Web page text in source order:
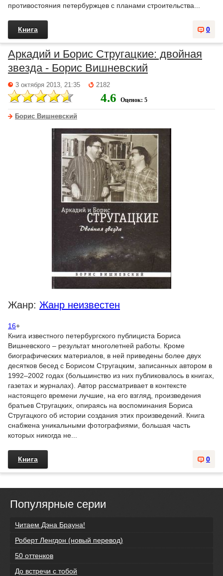
противостояния петербуржцев с планами строительства...
0
Книга
Аркадий и Борис Стругацкие: двойная
звезда - Борис Вишневский
3 октября 2013, 21:35 2182
4.6 Оценок: 5
Борис Вишневский
Жанр: Жанр неизвестен
16+
Книга известного петербургского публициста Бориса
Вишневского – результат многолетней работы. Кроме
биографических материалов, в ней приведены более двух
десятков бесед с Борисом Стругацким, записанных автором в
1992–2002 годах (большинство из них публиковалось в книгах,
газетах и журналах). Автор рассматривает в контексте
настоящего времени лучшие, на его взгляд, произведения
братьев Стругацких, опираясь на воспоминания Бориса
Стругацкого об истории создания этих произведений. Книга
снабжена уникальными фотографиями, большая часть
которых никогда не...
0
Книга
Популярные серии
Читаем Дэна Брауна!
Роберт Ленгдон (новый перевод)
50 оттенков
До встречи с тобой